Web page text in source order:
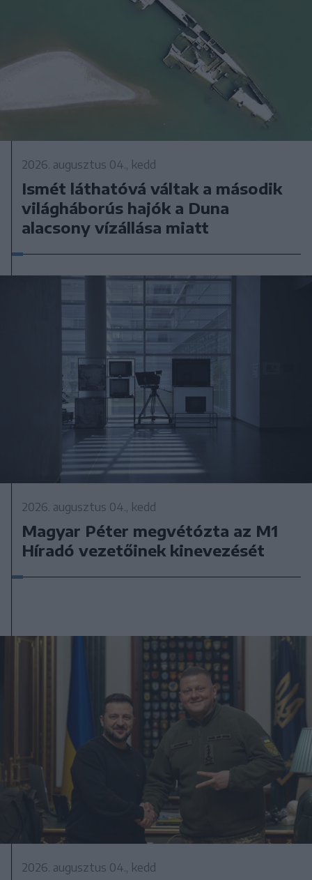
2026. augusztus 04., kedd
Ismét láthatóvá váltak a második
világháborús hajók a Duna
alacsony vízállása miatt
2026. augusztus 04., kedd
Magyar Péter megvétózta az M1
Híradó vezetőinek kinevezését
2026. augusztus 04., kedd